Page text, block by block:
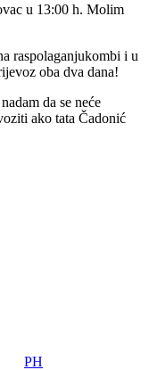
u 13:00 h. Molim
raspolaganjukombi i u
oba dva dana!
da se neće
ako tata Čadonić
PH